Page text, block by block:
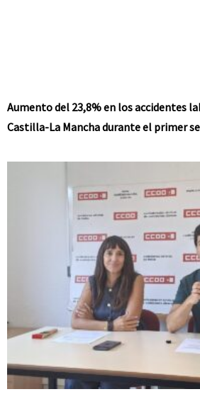
Aumento del 23,8% en los accidentes
Castilla-La Mancha durante el primer